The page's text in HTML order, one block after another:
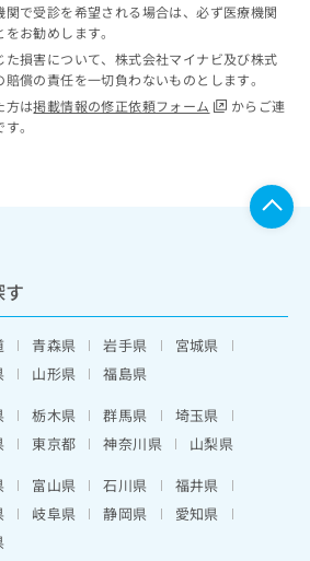
で受診を希望される場合は、必ず医療機関
お勧めします。
た損害について、株式会社マイナビ及び株式
償の責任を一切負わないものとします。
方は掲載情報の修正依頼フォーム
からご連
。
青森県 岩手県
宮城県
山形県
福島県
栃木県 群馬県
埼玉県
東京都 神奈川県
山梨県
富山県 石川県
福井県
岐阜県 静岡県
愛知県